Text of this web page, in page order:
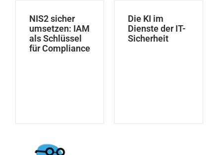
NIS2 sicher
umsetzen: IAM
als Schlüssel
für Compliance
Die KI im
Dienste der IT-
Sicherheit